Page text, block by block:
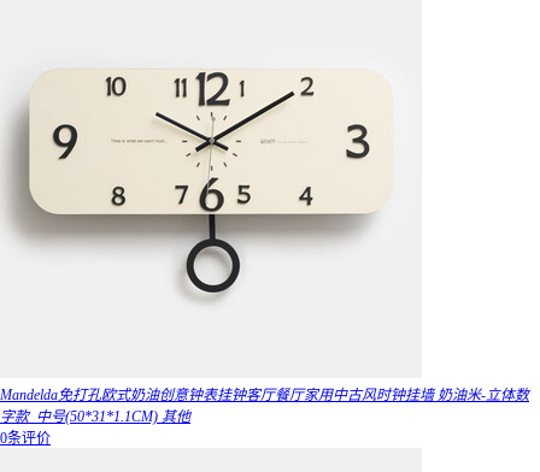
Mandelda免打孔欧式奶油创意钟表挂钟客厅餐厅家用中古风时钟挂墙 奶油米-立体数
字款_中号(50*31*1.1CM) 其他
0条评价